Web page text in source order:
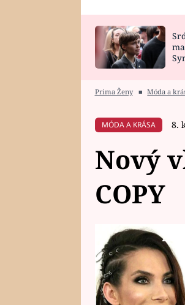
HOROSKOP NA
Prima Ženy ■ Móda a
MÓDA A KRÁSA 8.
Nový
COPY
Pokud
kadeřníkovi a
letošní hit -
zamilovaly!